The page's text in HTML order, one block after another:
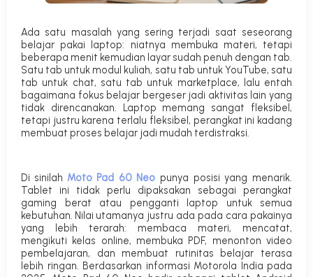
Ada satu masalah yang sering terjadi saat seseorang
belajar pakai laptop: niatnya membuka materi, tetapi
beberapa menit kemudian layar sudah penuh dengan tab.
Satu tab untuk modul kuliah, satu tab untuk YouTube, satu
tab untuk chat, satu tab untuk marketplace, lalu entah
bagaimana fokus belajar bergeser jadi aktivitas lain yang
tidak direncanakan. Laptop memang sangat fleksibel,
tetapi justru karena terlalu fleksibel, perangkat ini kadang
membuat proses belajar jadi mudah terdistraksi.
Di sinilah Moto Pad 60 Neo punya posisi yang menarik.
Tablet ini tidak perlu dipaksakan sebagai perangkat
gaming berat atau pengganti laptop untuk semua
kebutuhan. Nilai utamanya justru ada pada cara pakainya
yang lebih terarah: membaca materi, mencatat,
mengikuti kelas online, membuka PDF, menonton video
pembelajaran, dan membuat rutinitas belajar terasa
lebih ringan. Berdasarkan informasi Motorola India pada